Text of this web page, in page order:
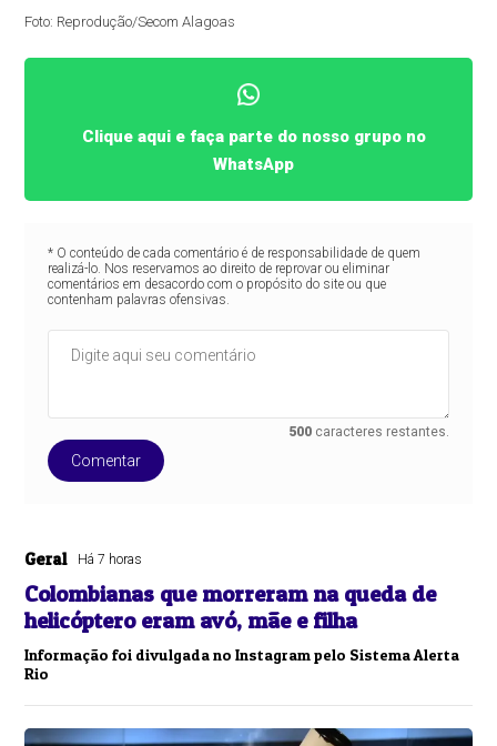
Foto: Reprodução/Secom Alagoas
Clique aqui e faça parte do nosso grupo no
WhatsApp
* O conteúdo de cada comentário é de responsabilidade de quem
realizá-lo. Nos reservamos ao direito de reprovar ou eliminar
comentários em desacordo com o propósito do site ou que
contenham palavras ofensivas.
500 caracteres restantes.
Comentar
Geral Há 7 horas
Colombianas que morreram na queda de
helicóptero eram avó, mãe e filha
Informação foi divulgada no Instagram pelo Sistema Alerta
Rio